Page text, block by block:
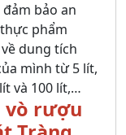
bảo an
phẩm
dung tích
mình từ 5 lít,
và 100 lít,…
vò rượu